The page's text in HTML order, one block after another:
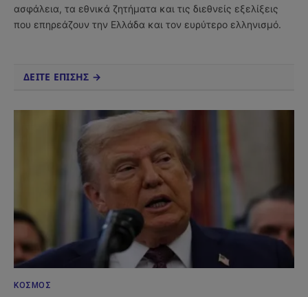
ασφάλεια, τα εθνικά ζητήματα και τις διεθνείς εξελίξεις
που επηρεάζουν την Ελλάδα και τον ευρύτερο ελληνισμό.
ΔΕΙΤΕ ΕΠΙΣΗΣ →
ΚΌΣΜΟΣ